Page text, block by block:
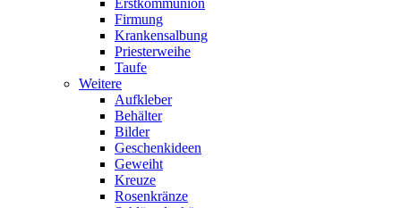
Firmung
Krankensalbung
Priesterweihe
Taufe
Weitere
Aufkleber
Behälter
Bilder
Geschenkideen
Geweiht
Kreuze
Rosenkränze